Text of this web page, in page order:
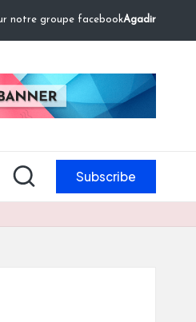
notre groupe facebookAgadir
Subscribe